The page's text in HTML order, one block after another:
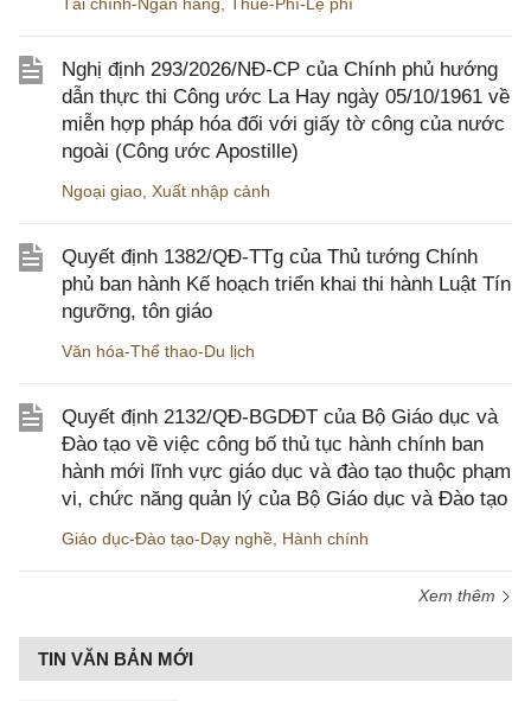
Nghị định 293/2026/NĐ-CP của Chính phủ hướng
dẫn thực thi Công ước La Hay ngày 05/10/1961 về
miễn hợp pháp hóa đối với giấy tờ công của nước
ngoài (Công ước Apostille)
Ngoại giao Xuất nhập cảnh
Quyết định 1382/QĐ-TTg của Thủ tướng Chính
phủ ban hành Kế hoạch triển khai thi hành Luật Tín
ngưỡng, tôn giáo
Văn hóa-Thể thao-Du lịch
Quyết định 2132/QĐ-BGDĐT của Bộ Giáo dục và
Đào tạo về việc công bố thủ tục hành chính ban
hành mới lĩnh vực giáo dục và đào tạo thuộc phạm
vi, chức năng quản lý của Bộ Giáo dục và Đào tạo
Giáo dục-Đào tạo-Dạy nghề Hành chính
Xem thêm
TIN VĂN BẢN MỚI